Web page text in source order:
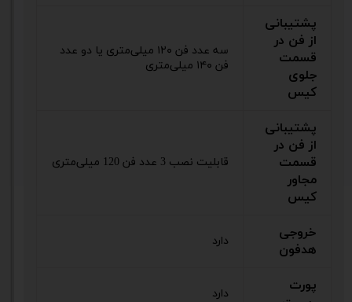
پشتیبانی
از فن در
قسمت
جلوی
کیس
سه عدد فن ۱۲۰ میلی‌متری یا دو عدد
فن ۱۴۰ میلی‌متری
پشتیبانی
از فن در
قسمت
مجاور
کیس
قابلیت نصب 3 عدد فن 120 میلی‌متری
خروجی
هدفون
دارد
پورت
دارد